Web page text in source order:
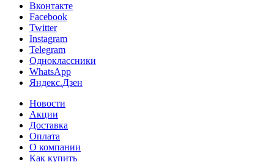
Вконтакте
Facebook
Twitter
Instagram
Telegram
Одноклассники
WhatsApp
Яндекс.Дзен
Новости
Акции
Доставка
Оплата
О компании
Как купить